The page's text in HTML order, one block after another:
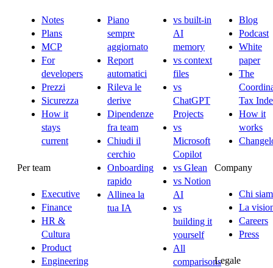
Notes
Plans
MCP
For
developers
Prezzi
Sicurezza
How it
stays
current
Per team
Executive
Finance
HR &
Cultura
Product
Engineering
Piano
sempre
aggiornato
Report
automatici
Rileva le
derive
Dipendenze
fra team
Chiudi il
cerchio
Onboarding
rapido
Allinea la
tua IA
vs built-in
AI
memory
vs context
files
vs
ChatGPT
Projects
vs
Microsoft
Copilot
vs Glean
vs Notion
AI
vs
building it
yourself
All
comparisons
Blog
Podcast
White
paper
The
Tax
How it
works
Company
Chi
La
Careers
Press
Legale